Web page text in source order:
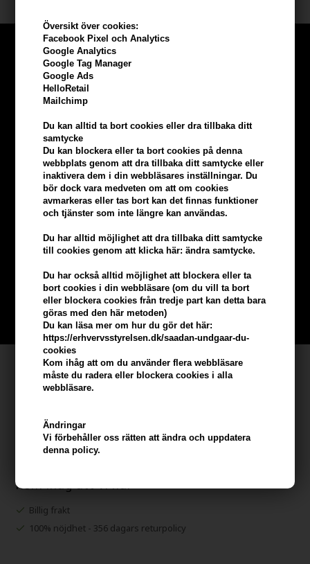
Översikt över cookies:
Facebook Pixel och Analytics
Google Analytics
Google Tag Manager
Google Ads
HelloRetail
Mailchimp
Du kan alltid ta bort cookies eller dra tillbaka ditt
samtycke
Du kan blockera eller ta bort cookies på denna
webbplats genom att dra tillbaka ditt samtycke eller
inaktivera dem i din webbläsares inställningar. Du
bör dock vara medveten om att om cookies
avmarkeras eller tas bort kan det finnas funktioner
och tjänster som inte längre kan användas.
Du har alltid möjlighet att dra tillbaka ditt samtycke
till cookies genom att klicka här: ändra samtycke.
Du har också alltid möjlighet att blockera eller ta
bort cookies i din webbläsare (om du vill ta bort
eller blockera cookies från tredje part kan detta bara
göras med den här metoden)
Du kan läsa mer om hur du gör det här:
https://erhvervsstyrelsen.dk/saadan-undgaar-du-
cookies
Kom ihåg att om du använder flera webbläsare
måste du radera eller blockera cookies i alla
webbläsare.
Ändringar
Vi förbehåller oss rätten att ändra och uppdatera
denna policy.
Tjäna5% bonuspå hela din
beställning
Bli en del av vår kundklubb gratis och få rabatter när du handlar
BLI EN GRATIS MEDLEM HÄR
Kundservice
Hair247
DK-7800 Skive
info@hair247.se
Kom ihåg att vi har
Billig frakt
100% nöjdhet - 356 dagars returpolicy